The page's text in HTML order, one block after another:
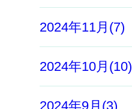
2024年11月(7)
2024年10月(10)
2024年9月(3)